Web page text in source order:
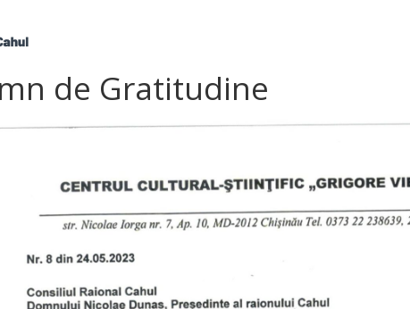
de Gratitudine